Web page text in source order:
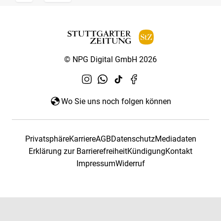
© NPG Digital GmbH 2026
Wo Sie uns noch folgen können
PrivatsphäreKarriereAGBDatenschutzMediadaten
Erklärung zur BarrierefreiheitKündigungKontakt
ImpressumWiderruf